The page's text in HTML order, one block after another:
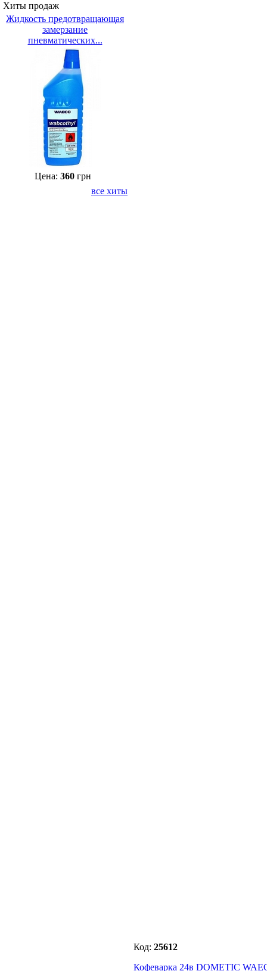
Хиты продаж
Жидкость предотвращающая
замерзание
пневматических...
Цена: 360грн
все хиты
Код: 25612
Кофеварка 24в DOMETIC